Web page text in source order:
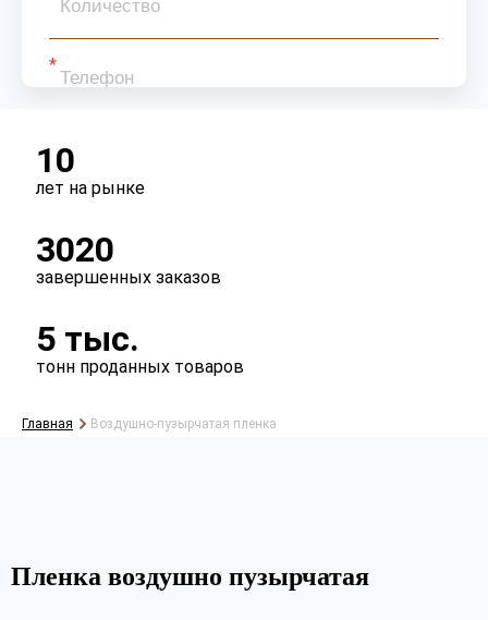
10
лет на рынке
3020
завершенных заказов
5 тыс.
тонн проданных товаров
Главная Воздушно-пузырчатая пленка
Пленка воздушно пузырчатая